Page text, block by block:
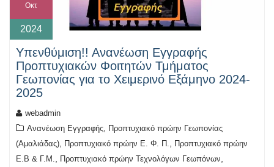
Οκτ
2024
Υπενθύμιση!! Ανανέωση Εγγραφής
Προπτυχιακών Φοιτητών Τμήματος
Γεωπονίας για το Χειμερινό Εξάμηνο 2024-
2025
webadmin
Ανανέωση Εγγραφής
Προπτυχιακό πρώην Γεωπονίας
(Αμαλιάδας)
Προπτυχιακό πρώην Ε. Φ. Π.
Προπτυχιακό πρώην
Ε.Β & Γ.Μ.
Προπτυχιακό πρώην Τεχνολόγων Γεωπόνων